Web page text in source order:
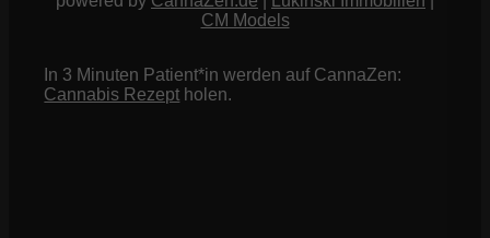
CM Models
In 3 Minuten Patient*in werden auf CannaZen:
Cannabis Rezept holen.